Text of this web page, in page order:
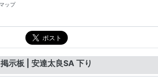
掲示板 | 安達太良SA 下り